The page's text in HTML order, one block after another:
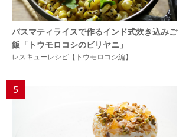
バスマティライスで作るインド式炊き込みご
飯「トウモロコシのビリヤニ」
レスキューレシピ【トウモロコシ編】
5